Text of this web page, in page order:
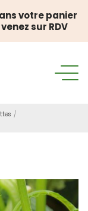
Dans votre panier
sur RDV
/